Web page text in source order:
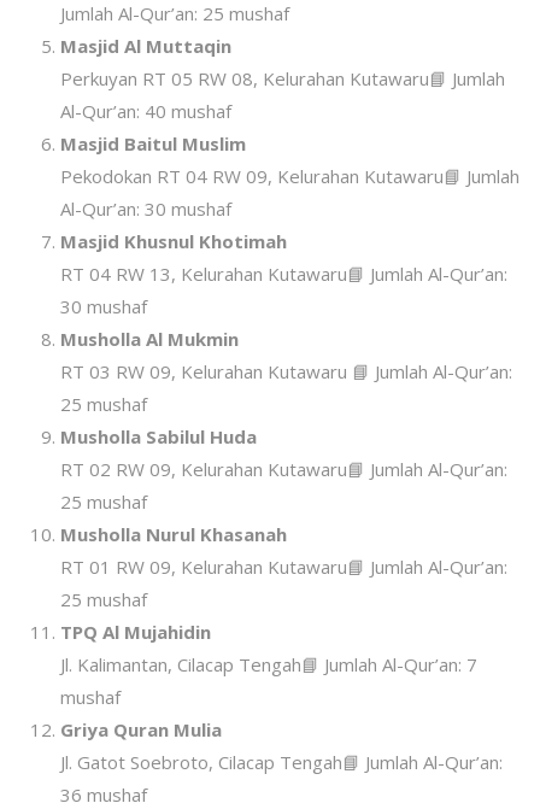
Jumlah Al-Qur’an: 25 mushaf
Masjid Al Muttaqin
Perkuyan RT 05 RW 08, Kelurahan Kutawaru📘 Jumlah
Al-Qur’an: 40 mushaf
Masjid Baitul Muslim
Pekodokan RT 04 RW 09, Kelurahan Kutawaru📘 Jumlah
Al-Qur’an: 30 mushaf
Masjid Khusnul Khotimah
RT 04 RW 13, Kelurahan Kutawaru📘 Jumlah Al-Qur’an:
30 mushaf
Musholla Al Mukmin
RT 03 RW 09, Kelurahan Kutawaru 📘 Jumlah Al-Qur’an:
25 mushaf
Musholla Sabilul Huda
RT 02 RW 09, Kelurahan Kutawaru📘 Jumlah Al-Qur’an:
25 mushaf
Musholla Nurul Khasanah
RT 01 RW 09, Kelurahan Kutawaru📘 Jumlah Al-Qur’an:
25 mushaf
TPQ Al Mujahidin
Jl. Kalimantan, Cilacap Tengah📘 Jumlah Al-Qur’an: 7
mushaf
Griya Quran Mulia
Jl. Gatot Soebroto, Cilacap Tengah📘 Jumlah Al-Qur’an:
36 mushaf